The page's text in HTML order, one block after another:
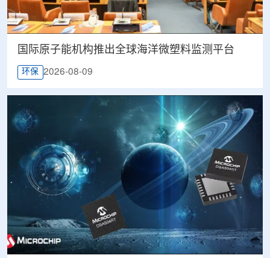
国际原子能机构推出全球海洋微塑料监测平台
环保 2026-08-09